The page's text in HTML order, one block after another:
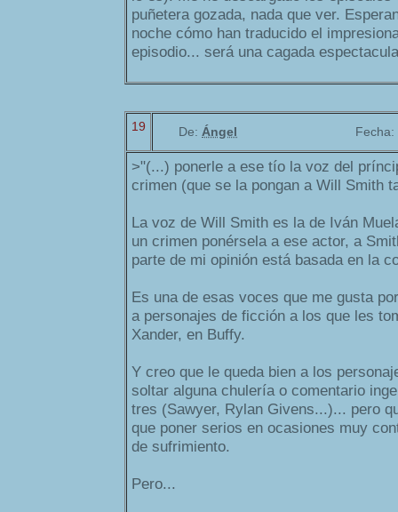
puñetera gozada, nada que ver.
noche cómo han traducido el
episodio... será una cagada
19 De: Ángel Fecha:
>"(...) ponerle a ese tío la voz del
crimen (que se la pongan a Will Smith
La voz de Will Smith es la de Iván
un crimen ponérsela a ese actor, a
parte de mi opinión está basada en la
Es una de esas voces que me gusta
a personajes de ficción a los que les
Xander, en Buffy.
Y creo que le queda bien a los
soltar alguna chulería o comentario
tres (Sawyer, Rylan Givens...)... pero
que poner serios en ocasiones muy
de sufrimiento.
Pero...